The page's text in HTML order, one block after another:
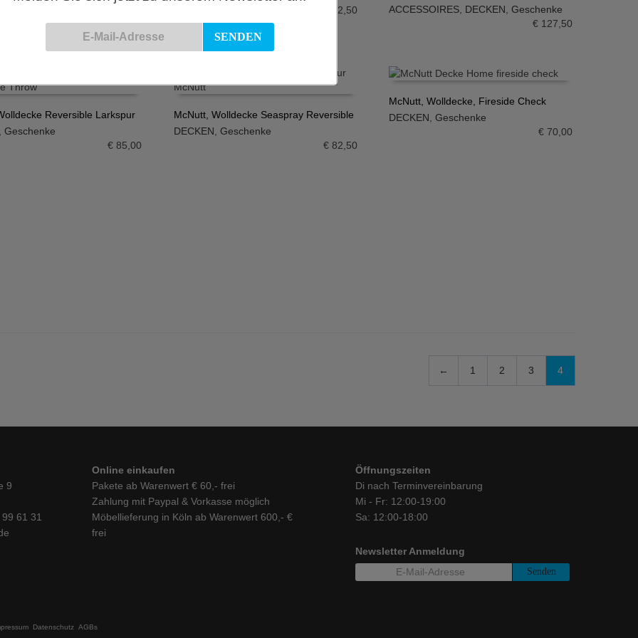
102,50
ACCESSOIRES DECKEN ,Geschenke
€ 127,50
Reversible Larkspur
,Geschenke
€ 85,00
IN DEN WARENKORB
McNutt, Wolldecke Seaspray Reversible
DECKEN Geschenke
€82,50
IN DEN WARENKORB
McNutt, Wolldecke, Fireside Check
DECKEN ,Geschenke
€ 70,00
← 1 2 3 4
9
61 31
Online einkaufen
Pakete ab Warenwert € 60,- frei
Zahlung mit Paypal & Vorkasse möglich
Möbellieferung in Köln ab Warenwert 600,- €
frei
Öffnungszeiten
Di nach Terminvereinbarung
Mi - Fr: 12:00-19:00
Sa: 12:00-18:00
Newsletter Anmeldung
Datenschutz AGBs